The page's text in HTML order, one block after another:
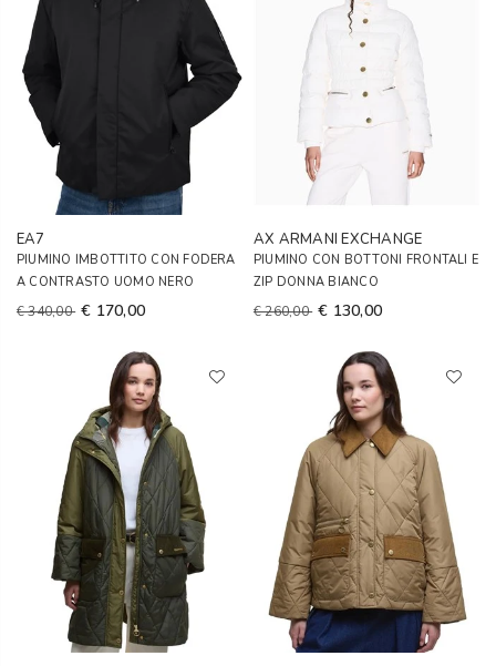
EA7
PIUMINO IMBOTTITO CON FODERA
A CONTRASTO UOMO NERO
€ 340,00 € 170,00
AX ARMANI EXCHANGE
PIUMINO CON BOTTONI FRONTALI E
ZIP DONNA BIANCO
€ 260,00 € 130,00